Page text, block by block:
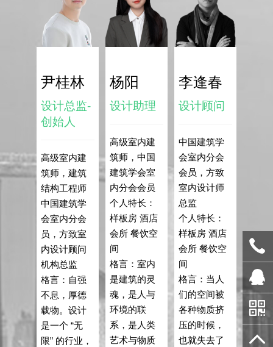
尹桂林
设计总监-
创始人
高级室内建
筑师，建筑
结构工程师
中国建筑学
会室内分会
员，方致室
内设计顾问
机构总监
格言：自强
不息，厚德
载物。设计
是一个 “无
限” 的行业，
杨阳
设计助理
高级室内建
筑师，中国
建筑学会室
内分会会员
个人特长：
样板房 酒店
会所 餐饮空
间
格言：室内
是建筑的灵
魂，是人与
环境的联
系，是人类
艺术与物质
李逢春
设计顾问
中国建筑学
会室内分会
会员，方致
室内设计师
总监
个人特长：
样板房 酒店
会所 餐饮空
间
格言：当人
们的空间被
各种物质挤
压的时候，
也就失去了